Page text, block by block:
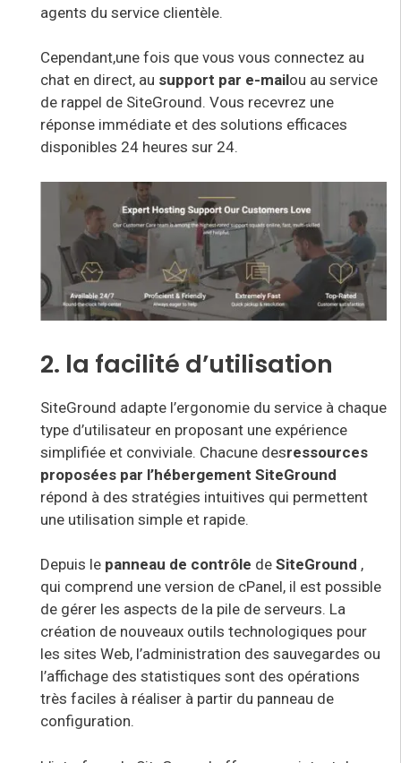
agents du service clientèle.
Cependant,une fois que vous vous connectez au
chat en direct, au support par e-mailou au service
de rappel de SiteGround. Vous recevrez une
réponse immédiate et des solutions efficaces
disponibles 24 heures sur 24.
2. la facilité d’utilisation
SiteGround adapte l’ergonomie du service à chaque
type d’utilisateur en proposant une expérience
simplifiée et conviviale. Chacune desressources
proposées par l’hébergement SiteGround
répond à des stratégies intuitives qui permettent
une utilisation simple et rapide.
Depuis le panneau de contrôle de SiteGround ,
qui comprend une version de cPanel, il est possible
de gérer les aspects de la pile de serveurs. La
création de nouveaux outils technologiques pour
les sites Web, l’administration des sauvegardes ou
l’affichage des statistiques sont des opérations
très faciles à réaliser à partir du panneau de
configuration.